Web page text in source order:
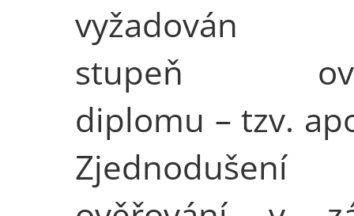
vyžadován
stupeň
diplomu – tzv.
Zjednodušení